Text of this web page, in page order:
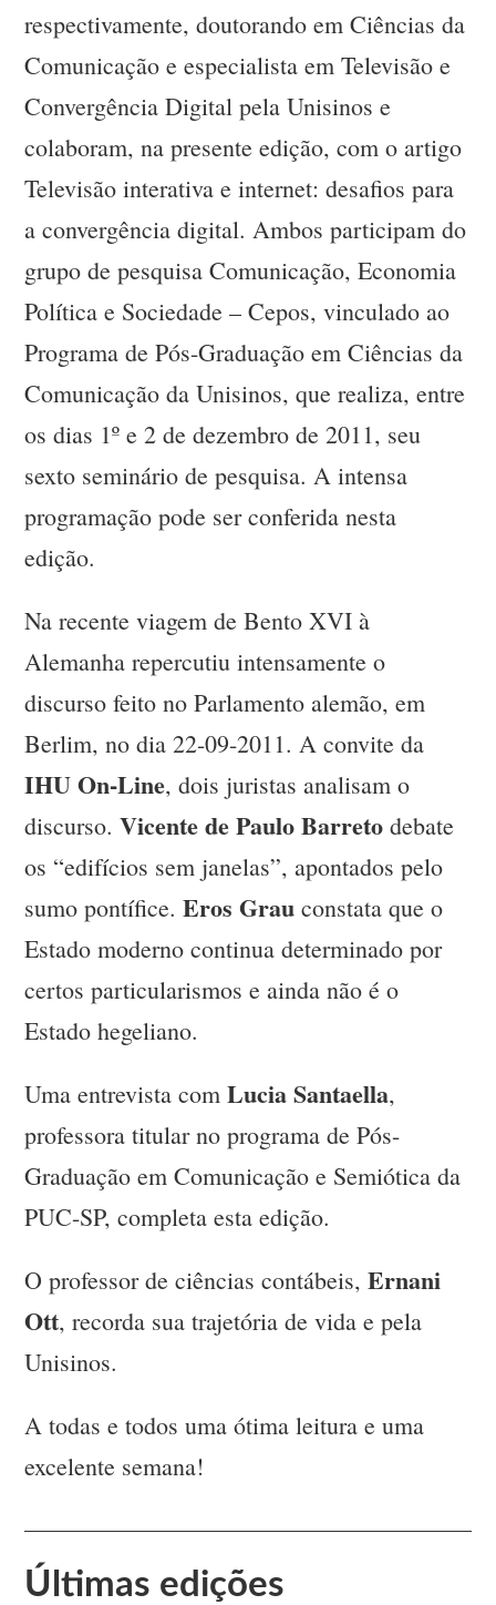
respectivamente, doutorando em Ciências da
Comunicação e especialista em Televisão e
Convergência Digital pela Unisinos e
colaboram, na presente edição, com o artigo
Televisão interativa e internet: desafios para
a convergência digital. Ambos participam do
grupo de pesquisa Comunicação, Economia
Política e Sociedade – Cepos, vinculado ao
Programa de Pós-Graduação em Ciências da
Comunicação da Unisinos, que realiza, entre
os dias 1º e 2 de dezembro de 2011, seu
sexto seminário de pesquisa. A intensa
programação pode ser conferida nesta
edição.
Na recente viagem de Bento XVI à
Alemanha repercutiu intensamente o
discurso feito no Parlamento alemão, em
Berlim, no dia 22-09-2011. A convite da
IHU On-Line, dois juristas analisam o
discurso.Vicente de Paulo Barreto debate
os “edifícios sem janelas”, apontados pelo
sumo pontífice.Eros Grauconstata que o
Estado moderno continua determinado por
certos particularismos e ainda não é o
Estado hegeliano.
Uma entrevista comLucia Santaella,
professora titular no programa de Pós-
Graduação em Comunicação e Semiótica da
PUC-SP, completa esta edição.
O professor de ciências contábeis,Ernani
Ott, recorda sua trajetória de vida e pela
Unisinos.
A todas e todos uma ótima leitura e uma
excelente semana!
Últimas edições